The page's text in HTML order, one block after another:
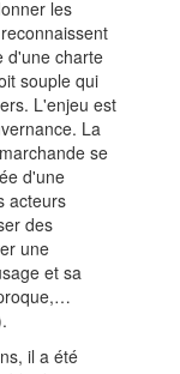
les
d'une charte
souple qui
L'enjeu est
La
se
d'une
acteurs
des
une
et sa
il a été